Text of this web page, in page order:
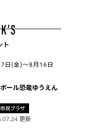
ト
民プラザ
日(金)〜8月16日
ール恐竜ゆうえん
更新